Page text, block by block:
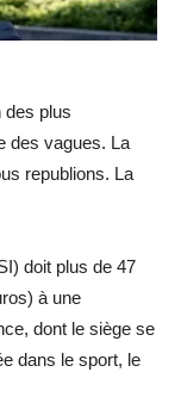
des plus
des vagues. La
republions. La
doit plus de 47
à une
dont le siège se
dans le sport, le